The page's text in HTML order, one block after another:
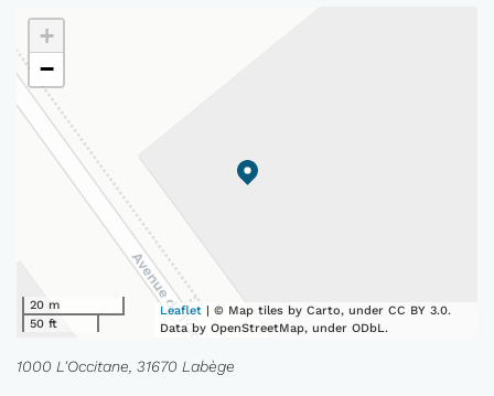
+
−
20 m
50 ft
Leaflet | © Map tiles by Carto, under CC BY 3.0.
Data by OpenStreetMap, under ODbL.
1000 L'Occitane, 31670 Labège